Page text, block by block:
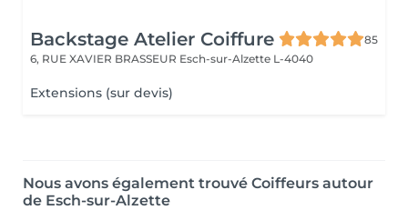
Backstage Atelier Coiffure
85
6, RUE XAVIER BRASSEUR Esch-sur-Alzette L-4040
Extensions (sur devis)
Nous avons également trouvé Coiffeurs autour
de Esch-sur-Alzette